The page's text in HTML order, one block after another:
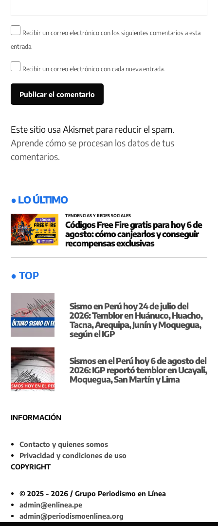
Recibir un correo electrónico con los siguientes comentarios a esta
entrada.
Recibir un correo electrónico con cada nueva entrada.
Este sitio usa Akismet para reducir el spam.
Aprende cómo se procesan los datos de tus
comentarios.
● LO ÚLTIMO
TENDENCIAS Y REDES SOCIALES
Códigos Free Fire gratis para hoy 6 de
agosto: cómo canjearlos y conseguir
recompensas exclusivas
● TOP
Sismo en Perú hoy 24 de julio del
2026: Temblor en Huánuco, Huacho,
Tacna, Arequipa, Junín y Moquegua,
según el IGP
Sismos en el Perú hoy 6 de agosto del
2026: IGP reportó temblor en Ucayali,
Moquegua, San Martín y Lima
INFORMACIÓN
Contacto y quienes somos
Privacidad y condiciones de uso
COPYRIGHT
© 2025 - 2026 / Grupo Periodismo en Línea
admin@enlinea.pe
admin@periodismoenlinea.org